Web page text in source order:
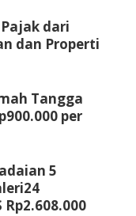
dari
dan Properti
Tangga
per
5
Rp2.608.000